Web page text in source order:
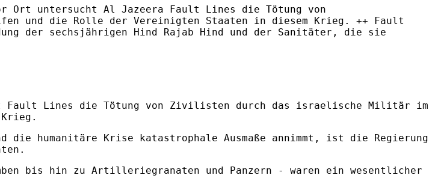
Ort untersucht Al Jazeera Fault Lines die Tötung von
und die Rolle der Vereinigten Staaten in diesem Krieg. ++ Fault
der sechsjährigen Hind Rajab Hind und der Sanitäter, die sie
Fault Lines die Tötung von Zivilisten durch das israelische Militär im
die humanitäre Krise katastrophale Ausmaße annimmt, ist die Regierung
bis hin zu Artilleriegranaten und Panzern - waren ein wesentlicher